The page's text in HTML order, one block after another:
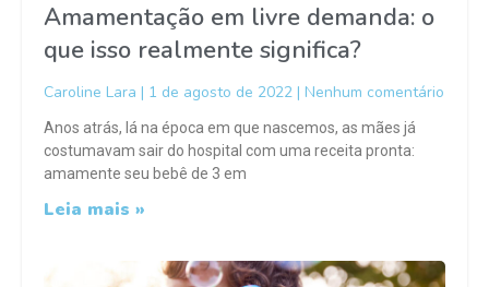
Amamentação em livre demanda: o
que isso realmente significa?
Caroline Lara 1 de agosto de 2022 Nenhum comentário
Anos atrás, lá na época em que nascemos, as mães já
costumavam sair do hospital com uma receita pronta:
amamente seu bebê de 3 em
Leia mais »